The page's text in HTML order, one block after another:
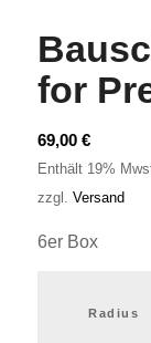
for
69,00 €
Enthält 19%
zzgl. Versand
6er Box
Radius